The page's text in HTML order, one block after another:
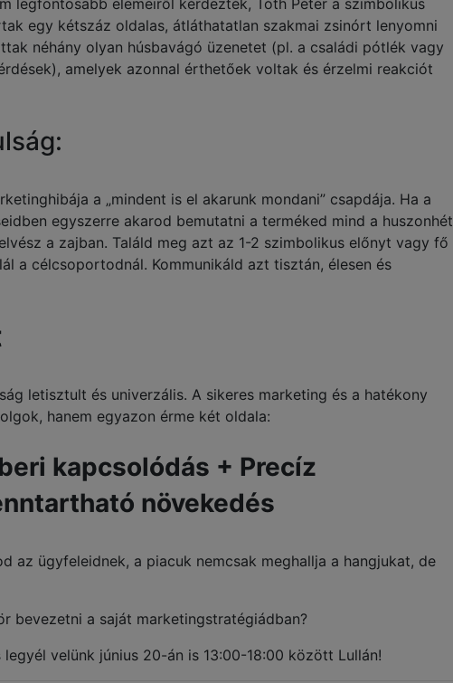
egy kétszáz oldalas, átláthatatlan szakmai zsinórt lenyomni
néhány olyan húsbavágó üzenetet (pl. a családi pótlék vagy
amelyek azonnal érthetőek voltak és érzelmi reakciót
a „mindent is el akarunk mondani” csapdája. Ha a
egyszerre akarod bemutatni a terméked mind a huszonhét
a zajban. Találd meg azt az 1-2 szimbolikus előnyt vagy fő
a célcsoportodnál. Kommunikáld azt tisztán, élesen és
letisztult és univerzális. A sikeres marketing és a hatékony
hanem egyazon érme két oldala:
kapcsolódás + Precíz
növekedés
az ügyfeleidnek, a piacuk nemcsak meghallja a hangjukat, de
bevezetni a saját marketingstratégiádban?
legyél velünk június 20-án is 13:00-18:00 között Lullán!